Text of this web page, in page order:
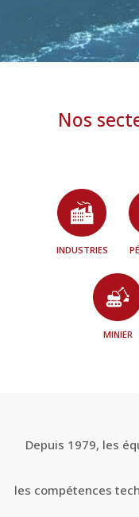
Nos
INDUSTRIES
MINIER
Depuis 1979, les
les compétences